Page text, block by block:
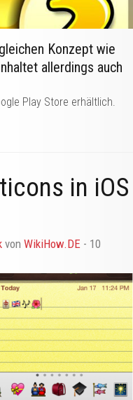
Konzept wie
allerdings auch
Play Store erhältlich.
in iOS
von WikiHow.DE - 10